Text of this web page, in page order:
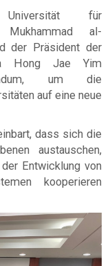
für
Mukhammad al-
der Präsident der
Hong Jae Yim
um die
auf eine neue
dass sich die
austauschen,
Entwicklung von
kooperieren